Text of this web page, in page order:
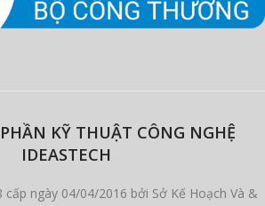
KỸ THUẬT CÔNG NGHỆ
IDEASTECH
cấp ngày 04/04/2016 bởi Sở Kế Hoạch Và &